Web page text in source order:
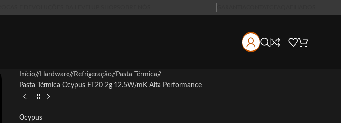
Início/ Hardware/ Refrigeração/ Pasta Térmica/
Pasta Térmica Ocypus ET20 2g 12.5W/mK Alta Performance
Ocypus